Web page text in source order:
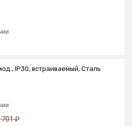
IP30, встраиваемый, Сталь
701 ₽